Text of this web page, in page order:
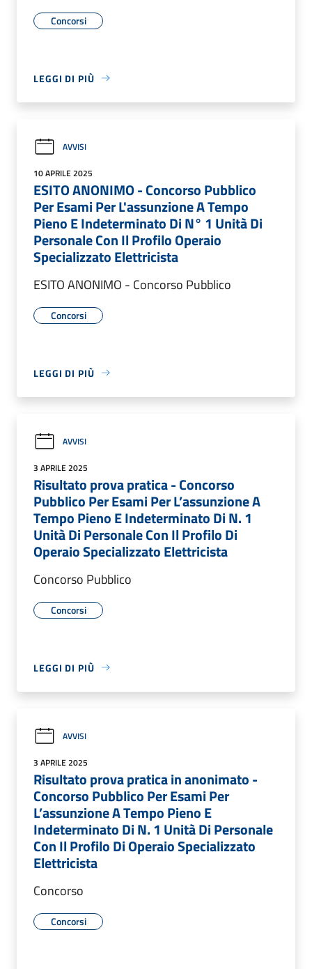
Concorsi
LEGGI DI PIÙ
AVVISI
10 APRILE 2025
ESITO ANONIMO - Concorso Pubblico
Per Esami Per L'assunzione A Tempo
Pieno E Indeterminato Di N° 1 Unità Di
Personale Con Il Profilo Operaio
Specializzato Elettricista
ESITO ANONIMO - Concorso Pubblico
Concorsi
LEGGI DI PIÙ
AVVISI
3 APRILE 2025
Risultato prova pratica - Concorso
Pubblico Per Esami Per L’assunzione A
Tempo Pieno E Indeterminato Di N. 1
Unità Di Personale Con Il Profilo Di
Operaio Specializzato Elettricista
Concorso Pubblico
Concorsi
LEGGI DI PIÙ
AVVISI
3 APRILE 2025
Risultato prova pratica in anonimato -
Concorso Pubblico Per Esami Per
L’assunzione A Tempo Pieno E
Indeterminato Di N. 1 Unità Di Personale
Con Il Profilo Di Operaio Specializzato
Elettricista
Concorso
Concorsi